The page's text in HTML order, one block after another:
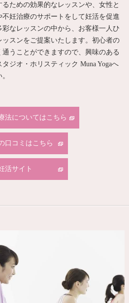
ための効果的なレッスンや、女性と
妊治療のサポートをして妊活を促進
なレッスンの中から、お客様一人ひ
スンをご提案いたします。初心者の
うことができますので、興味のある
ジオ・ホリスティック Muna Yogaへ
法についてはこちら
口コミはこちら
活サイト